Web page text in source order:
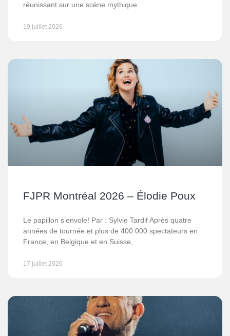
réunissant sur une scène mythique
19 juillet 2026
FJPR Montréal 2026 – Élodie Poux
Le papillon s’envole! Par : Sylvie Tardif Après quatre
années de tournée et plus de 400 000 spectateurs en
France, en Belgique et en Suisse,
17 juillet 2026